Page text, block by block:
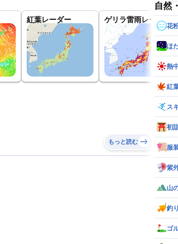
紅葉レーダー ゲリラ雷雨レーダー
もっと読む
自然
花
ほ
熱
紅
ス
初
服
紫
山
釣
ゴ